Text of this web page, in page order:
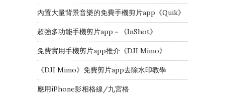
內置大量背景音樂的免費手機剪片app《Quik》
超強多功能手機剪片app－《InShot》
免費實用手機剪片app推介《DJI Mimo》
《DJI Mimo》免費剪片app去除水印教學
應用iPhone影相格線/九宮格